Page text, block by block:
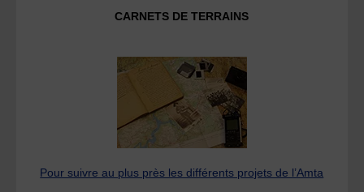
CARNETS DE TERRAINS
Pour suivre au plus près les différents projets de l’Amta